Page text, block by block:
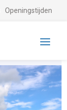
Openingstijden